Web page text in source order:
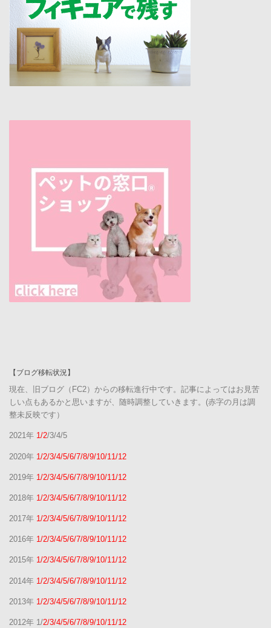
【ブログ移転状況】
現在、旧ブログ（FC2）からの移転進行中です。記事によってはお見苦
しい点もあるかと思いますが、随時調整していきます。(赤字の月は調
整未反映です）
2021年 1/2/3/4/5
2020年 1/2/3/4/5/6/7/8/9/10/11/12
2019年 1/2/3/4/5/6/7/8/9/10/11/12
2018年 1/2/3/4/5/6/7/8/9/10/11/12
2017年 1/2/3/4/5/6/7/8/9/10/11/12
2016年 1/2/3/4/5/6/7/8/9/10/11/12
2015年 1/2/3/4/5/6/7/8/9/10/11/12
2014年 1/2/3/4/5/6/7/8/9/10/11/12
2013年 1/2/3/4/5/6/7/8/9/10/11/12
2012年 1/2/3/4/5/6/7/8/9/10/11/12